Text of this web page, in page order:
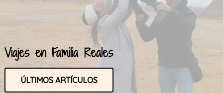
Viajes en Familia Reales
ÚLTIMOS ARTÍCULOS